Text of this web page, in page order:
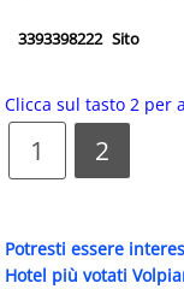
3393398222 Sito
Clicca sul tasto 2 per
1 2
Potresti essere
Hotel più votati